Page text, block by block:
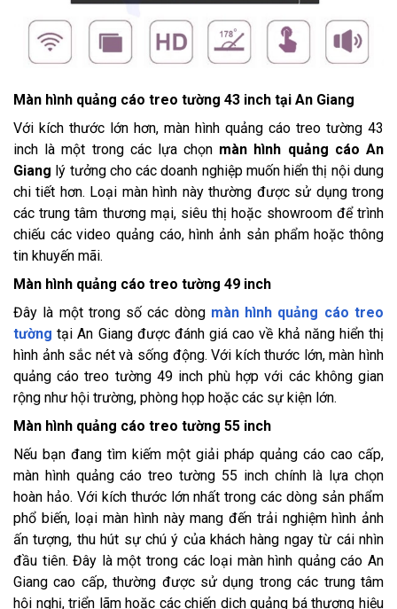
Màn hình quảng cáo treo tường 43 inch tại An Giang
Với kích thước lớn hơn, màn hình quảng cáo treo tường 43
inch là một trong các lựa chọn màn hình quảng cáo An
Giang lý tưởng cho các doanh nghiệp muốn hiển thị nội dung
chi tiết hơn. Loại màn hình này thường được sử dụng trong
các trung tâm thương mại, siêu thị hoặc showroom để trình
chiếu các video quảng cáo, hình ảnh sản phẩm hoặc thông
tin khuyến mãi.
Màn hình quảng cáo treo tường 49 inch
Đây là một trong số các dòng màn hình quảng cáo treo
tường tại An Giang được đánh giá cao về khả năng hiển thị
hình ảnh sắc nét và sống động. Với kích thước lớn, màn hình
quảng cáo treo tường 49 inch phù hợp với các không gian
rộng như hội trường, phòng họp hoặc các sự kiện lớn.
Màn hình quảng cáo treo tường 55 inch
Nếu bạn đang tìm kiếm một giải pháp quảng cáo cao cấp,
màn hình quảng cáo treo tường 55 inch chính là lựa chọn
hoàn hảo. Với kích thước lớn nhất trong các dòng sản phẩm
phổ biến, loại màn hình này mang đến trải nghiệm hình ảnh
ấn tượng, thu hút sự chú ý của khách hàng ngay từ cái nhìn
đầu tiên. Đây là một trong các loại màn hình quảng cáo An
Giang cao cấp, thường được sử dụng trong các trung tâm
hội nghị, triển lãm hoặc các chiến dịch quảng bá thương hiệu